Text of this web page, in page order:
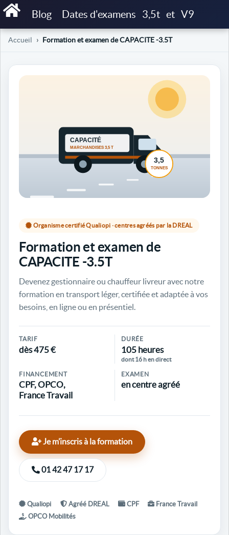
Blog Dates d'examens 3,5t et V9
Accueil Formation et examen de CAPACITE -3.5T
Organisme certifié Qualiopi · centres agréés par la DREAL
Formation et examen de
CAPACITE -3.5T
Devenez gestionnaire ou chauffeur livreur avec notre
formation en transport léger, certifiée et adaptée à vos
besoins, en ligne ou en présentiel.
TARIF
dès 475 €
DURÉE
105 heures
dont 16 h en direct
FINANCEMENT
CPF, OPCO,
France Travail
EXAMEN
en centre agréé
Je m’inscris à la formation
01 42 47 17 17
Qualiopi Agréé DREAL CPF
France Travail
OPCO Mobilités